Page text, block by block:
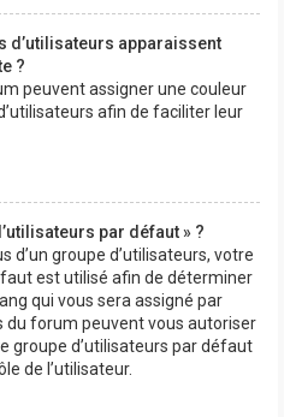
d’utilisateurs apparaissent
?
peuvent assigner une couleur
afin de faciliter leur
par défaut » ?
d’un groupe d’utilisateurs, votre
est utilisé afin de déterminer
qui vous sera assigné par
forum peuvent vous autoriser
groupe d’utilisateurs par défaut
de l’utilisateur.